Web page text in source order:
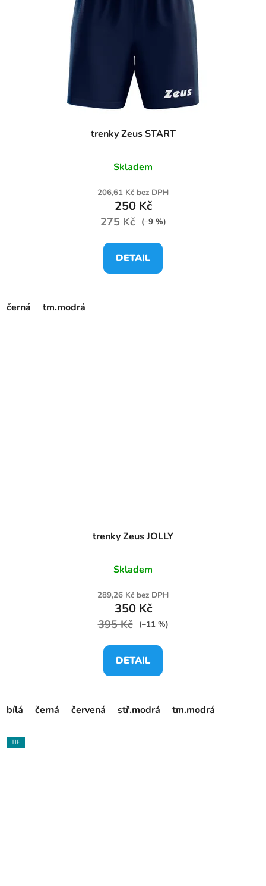
trenky Zeus START
Skladem
206,61 Kč bez DPH
250 Kč
275 Kč (–9 %)
DETAIL
černá tm.modrá
trenky Zeus JOLLY
Skladem
289,26 Kč bez DPH
350 Kč
395 Kč (–11 %)
DETAIL
bílá černá červená stř.modrá tm.modrá
TIP